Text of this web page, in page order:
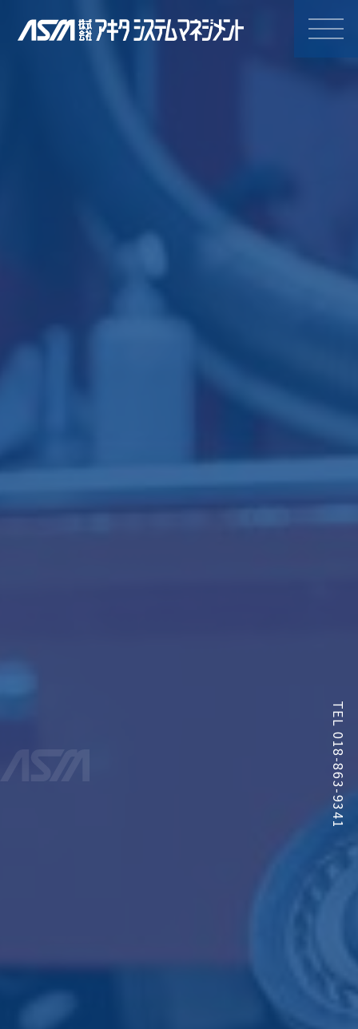
株式会社アキタシステムマネ
TEL 018-863-9341